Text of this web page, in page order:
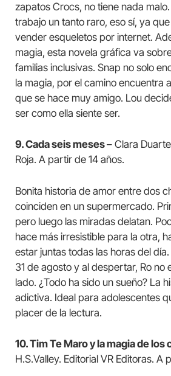
zapatos Crocs, no tiene nada
trabajo un tanto raro, eso sí, ya
vender esqueletos por internet.
magia, esta novela gráfica va
familias inclusivas. Snap no solo
la magia, por el camino encuentra
que se hace muy amigo. Lou
ser como ella siente ser.
9. Cada seis meses– Clara
Roja. A partir de 14 años.
Bonita historia de amor entre dos
coinciden en un supermercado.
pero luego las miradas delatan.
hace más irresistible para la otra,
estar juntas todas las horas del
31 de agosto y al despertar, Ro no
lado. ¿Todo ha sido un sueño? La
adictiva. Ideal para adolescentes
placer de la lectura.
10. Tim Te Maro y la magia de
H.S.Valley. Editorial VR Editoras. A